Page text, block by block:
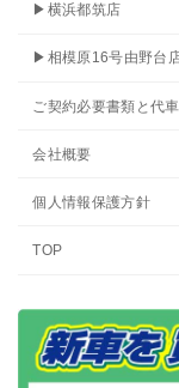
▶横浜都筑店
▶相模原16号由野台
ご契約必要書類と代
会社概要
個人情報保護方針
TOP